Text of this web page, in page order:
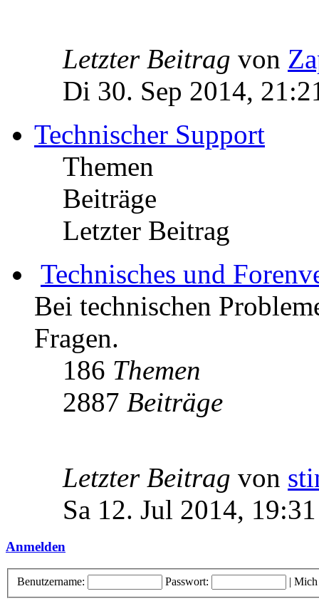
Letzter Beitrag von
Di 30. Sep 2014,
Technischer Support
Themen
Beiträge
Letzter Beitrag
Technisches und
Bei technischen
Fragen.
186 Themen
2887 Beiträge
Letzter Beitrag von
Sa 12. Jul 2014, 19:31
Anmelden
Benutzername: Passwort: | Mich